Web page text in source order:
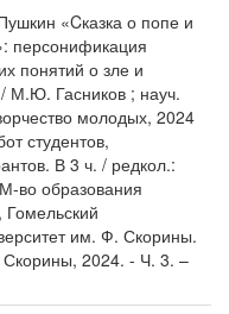
«Cказка о попе и
персонификация
понятий о зле и
М.Ю. Гасников ; науч.
молодых, 2024
студентов,
В 3 ч. / редкол.:
во образования
Гомельский
им. Ф. Скорины.
2024. - Ч. 3. –